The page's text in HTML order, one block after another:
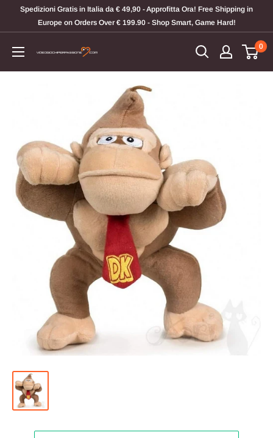
Spedizioni Gratis in Italia da € 49,90 - Approfitta Ora! Free Shipping in
Europe on Orders Over € 199.90 - Shop Smart, Game Hard!
Videogiochi
Per
0